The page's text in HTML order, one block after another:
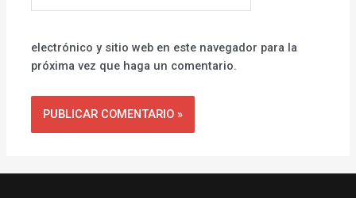
electrónico y sitio web en este navegador para la
próxima vez que haga un comentario.